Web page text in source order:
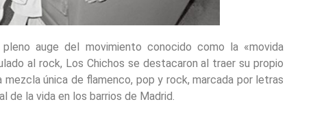
auge del movimiento conocido como la «movida
al rock, Los Chichos se destacaron al traer su propio
mezcla única de flamenco, pop y rock, marcada por letras
de la vida en los barrios de Madrid.